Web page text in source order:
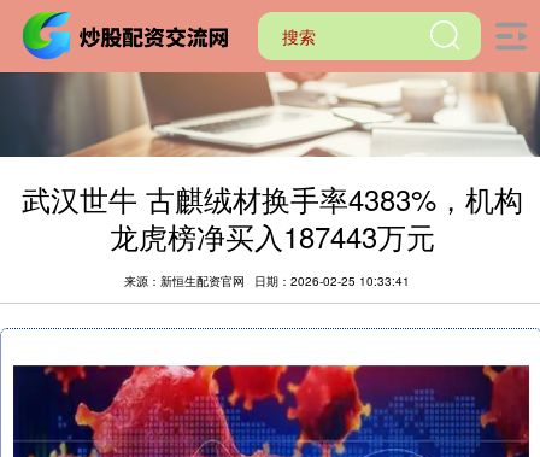
武汉世牛 古麒绒材换手率4383%，机构
龙虎榜净买入187443万元
来源：新恒生配资官网 日期：2026-02-25 10:33:41